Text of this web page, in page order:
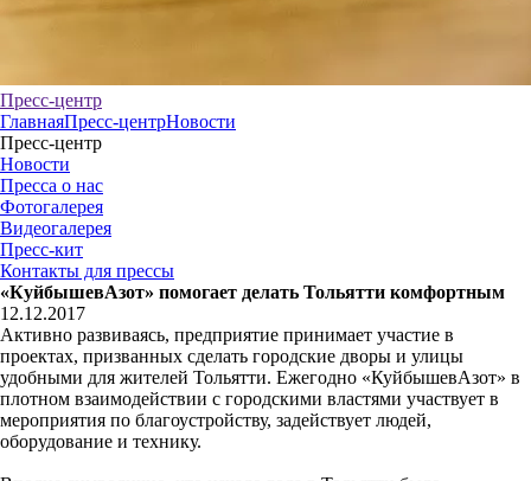
Пресс-центр
ГлавнаяПресс-центрНовости
Пресс-центр
Новости
Пресса о нас
Фотогалерея
Видеогалерея
Пресс-кит
Контакты для прессы
«КуйбышевАзот» помогает делать Тольятти комфортным
12.12.2017
Активно развиваясь, предприятие принимает участие в
проектах, призванных сделать городские дворы и улицы
удобными для жителей Тольятти. Ежегодно «КуйбышевАзот» в
плотном взаимодействии с городскими властями участвует в
мероприятия по благоустройству, задействует людей,
оборудование и технику.